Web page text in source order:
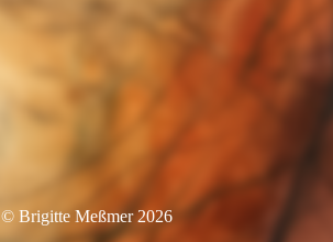
© Brigitte Meßmer 2026